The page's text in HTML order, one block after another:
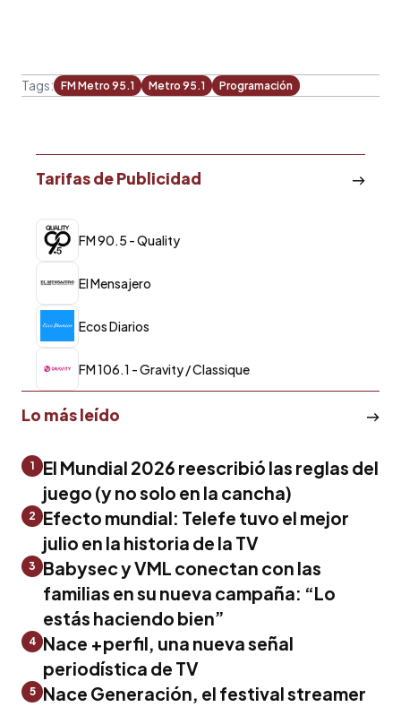
Tags: FM Metro 95.1 Metro 95.1 Programación
Tarifas de Publicidad
FM 90.5 - Quality
El Mensajero
Ecos Diarios
FM 106.1 - Gravity / Classique
Lo más leído
1
El Mundial 2026 reescribió las reglas del
juego (y no solo en la cancha)
2
Efecto mundial: Telefe tuvo el mejor
julio en la historia de la TV
3
Babysec y VML conectan con las
familias en su nueva campaña: “Lo
estás haciendo bien”
4 Nace +perfil, una nueva señal
periodística de TV
5
Nace Generación, el festival streamer